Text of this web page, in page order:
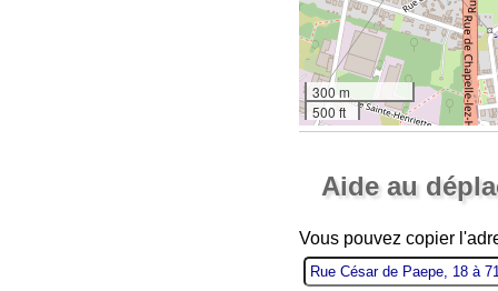
300 m
500 ft
Aide au
Vous pouvez copier